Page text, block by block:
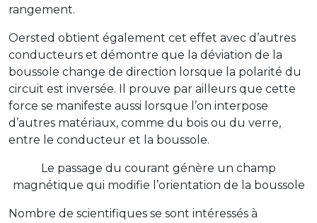
rangement.
Oersted obtient également cet effet avec d’autres
conducteurs et démontre que la déviation de la
boussole change de direction lorsque la polarité du
circuit est inversée. Il prouve par ailleurs que cette
force se manifeste aussi lorsque l’on interpose
d’autres matériaux, comme du bois ou du verre,
entre le conducteur et la boussole.
Le passage du courant génère un champ
magnétique qui modifie l’orientation de la boussole
Nombre de scientifiques se sont intéressés à